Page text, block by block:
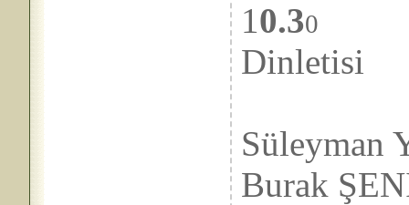
10.30
Dinletisi
Süleyman
Burak